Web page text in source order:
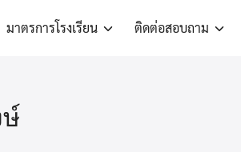
มาตรการโรงเรียน ติดต่อสอบถาม